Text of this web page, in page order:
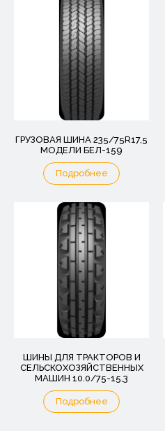
ГРУЗОВАЯ ШИНА 235/75R17,5
МОДЕЛИ БЕЛ-159
Подробнее
ШИНЫ ДЛЯ ТРАКТОРОВ И
СЕЛЬСКОХОЗЯЙСТВЕННЫХ
МАШИН 10.0/75-15,3
Подробнее